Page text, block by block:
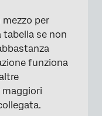
mezzo per
tabella se non
funziona
maggiori